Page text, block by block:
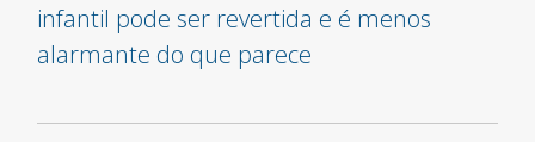
infantil pode ser revertida e é menos
alarmante do que parece